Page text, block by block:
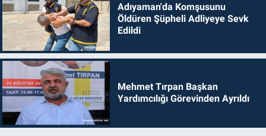
Adıyaman'da Komşusunu
Öldüren Şüpheli Adliyeye Sevk
Edildi
Mehmet Tırpan Başkan
Yardımcılığı Görevinden Ayrıldı